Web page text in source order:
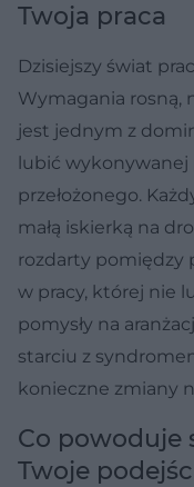
Twoja praca
Dzisiejszy świat
Wymagania rosną,
jest jednym z
lubić wykonywanej
przełożonego.
małą iskierką na
rozdarty pomiędzy
w pracy, której nie
pomysły na
starciu z
konieczne zmiany
Co powoduje
Twoje